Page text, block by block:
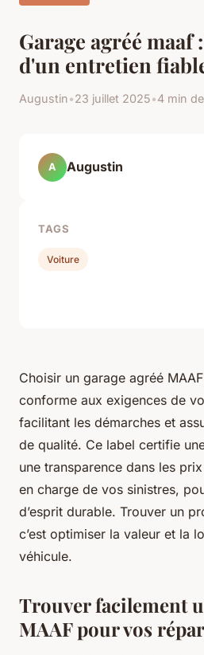
Garage agréé maaf
d'un entretien
Augustin•23 juillet 2025•4 min
Choisir un garage agréé
conforme aux exigences de
facilitant les démarches et
de qualité. Ce label certifie
une transparence dans les
en charge de vos sinistres,
d’esprit durable. Trouver un
c’est optimiser la valeur et la
véhicule.
Trouver facilement
MAAF pour vos
A Augustin
TAGS
Voiture